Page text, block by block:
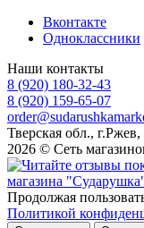
Вконтакте
Одноклассники
Наши контакты
8 (920) 180-32-43
8 (920) 159-65-07
Тверская обл.,
2026 © Сеть
Продолжая
Политикой